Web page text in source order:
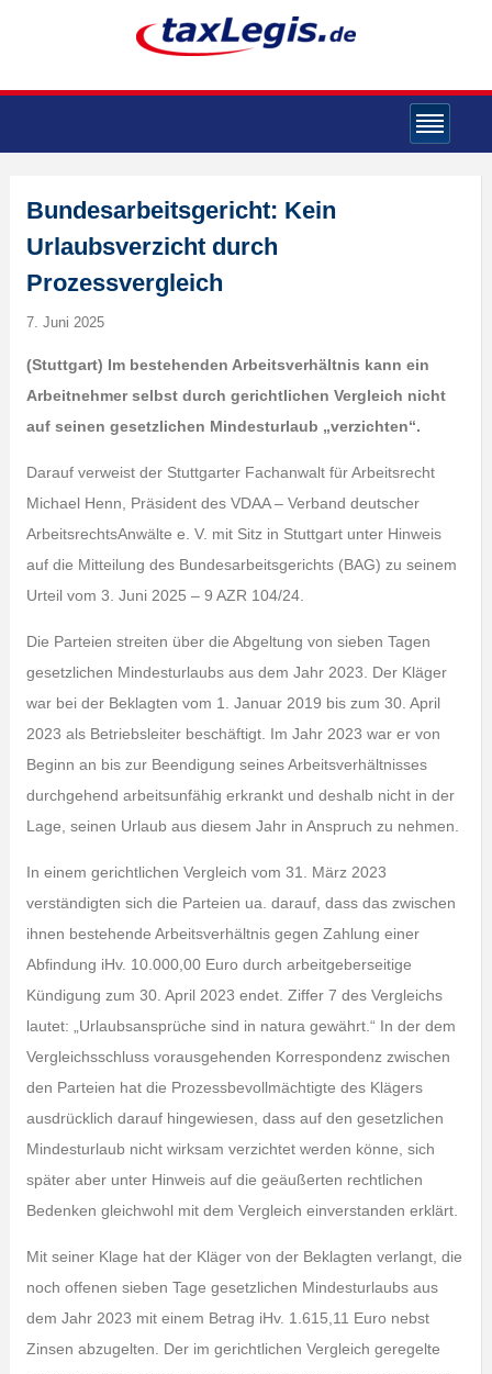
Bundesarbeitsgericht: Kein
Urlaubsverzicht durch
Prozessvergleich
7. Juni 2025
(Stuttgart) Im bestehenden Arbeitsverhältnis kann ein
Arbeitnehmer selbst durch gerichtlichen Vergleich nicht
auf seinen gesetzlichen Mindesturlaub „verzichten“.
Darauf verweist der Stuttgarter Fachanwalt für Arbeitsrecht
Michael Henn, Präsident des VDAA – Verband deutscher
ArbeitsrechtsAnwälte e. V. mit Sitz in Stuttgart unter Hinweis
auf die Mitteilung des Bundesarbeitsgerichts (BAG) zu seinem
Urteil vom 3. Juni 2025 – 9 AZR 104/24.
Die Parteien streiten über die Abgeltung von sieben Tagen
gesetzlichen Mindesturlaubs aus dem Jahr 2023. Der Kläger
war bei der Beklagten vom 1. Januar 2019 bis zum 30. April
2023 als Betriebsleiter beschäftigt. Im Jahr 2023 war er von
Beginn an bis zur Beendigung seines Arbeitsverhältnisses
durchgehend arbeitsunfähig erkrankt und deshalb nicht in der
Lage, seinen Urlaub aus diesem Jahr in Anspruch zu nehmen.
In einem gerichtlichen Vergleich vom 31. März 2023
verständigten sich die Parteien ua. darauf, dass das zwischen
ihnen bestehende Arbeitsverhältnis gegen Zahlung einer
Abfindung iHv. 10.000,00 Euro durch arbeitgeberseitige
Kündigung zum 30. April 2023 endet. Ziffer 7 des Vergleichs
lautet: „Urlaubsansprüche sind in natura gewährt.“ In der dem
Vergleichsschluss vorausgehenden Korrespondenz zwischen
den Parteien hat die Prozessbevollmächtigte des Klägers
ausdrücklich darauf hingewiesen, dass auf den gesetzlichen
Mindesturlaub nicht wirksam verzichtet werden könne, sich
später aber unter Hinweis auf die geäußerten rechtlichen
Bedenken gleichwohl mit dem Vergleich einverstanden erklärt.
Mit seiner Klage hat der Kläger von der Beklagten verlangt, die
noch offenen sieben Tage gesetzlichen Mindesturlaubs aus
dem Jahr 2023 mit einem Betrag iHv. 1.615,11 Euro nebst
Zinsen abzugelten. Der im gerichtlichen Vergleich geregelte